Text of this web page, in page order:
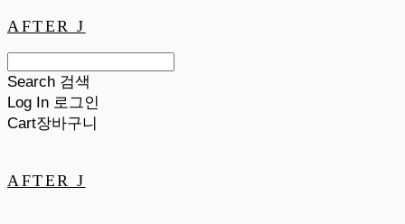
AFTER J
Search 검색
Log In 로그인
Cart장바구니
AFTER J